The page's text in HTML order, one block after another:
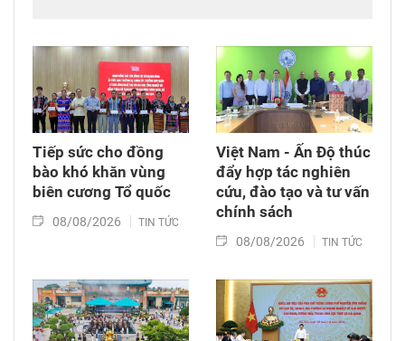
thời tặng quà cho cán bộ, chiến sĩ tham gia
công tác lấy mẫu tại đây.
Tiếp sức cho đồng
bào khó khăn vùng
biên cương Tổ quốc
08/08/2026 TIN TỨC
Việt Nam - Ấn Độ thúc
đẩy hợp tác nghiên
cứu, đào tạo và tư vấn
chính sách
08/08/2026 TIN TỨC